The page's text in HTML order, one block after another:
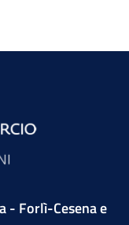
- Forlì-Cesena e